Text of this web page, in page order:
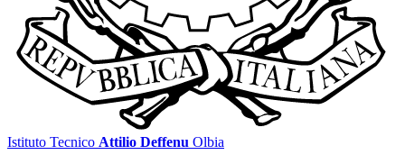
Istituto Tecnico Attilio Deffenu Olbia